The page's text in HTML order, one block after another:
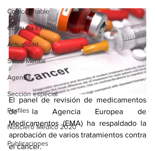
Coleccionable
Consulta Externa
Actualidad
Salud Mental
Agenda
Sección especial
Perfiles
Noticiero Médico 2020
Publicaciones
El panel de revisión de medicamentos
de la Agencia Europea de
Medicamentos (EMA) ha respaldado la
aprobación de varios tratamientos contra
el cáncer.